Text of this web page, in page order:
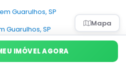
Mapa
Guarulhos, SP
Guarulhos, SP
aluguel em Guarulhos, SP
SP
IMÓVEL AGORA